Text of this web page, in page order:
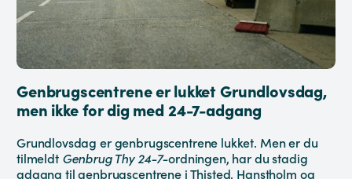
Genbrugscentrene er lukket Grundlovsdag,
men ikke for dig med 24-7-adgang
Grundlovsdag er genbrugscentrene lukket. Men er du
tilmeldt Genbrug Thy 24-7-ordningen, har du stadig
adgang til genbrugscentrene i Thisted, Hanstholm og